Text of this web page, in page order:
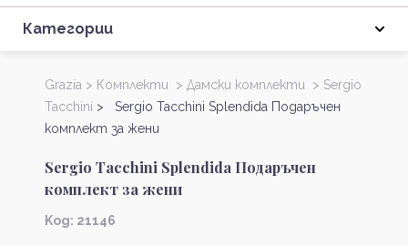
Категории
Grazia > Комплекти > Дамски комплекти > Sergio
Tacchini > Sergio Tacchini Splendida Подаръчен
комплект за жени
Sergio Tacchini Splendida Подаръчен
комплект за жени
Kод: 21146